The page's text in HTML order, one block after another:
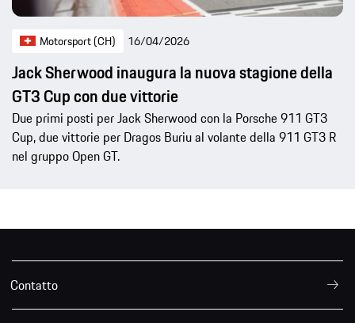
Motorsport (CH) 16/04/2026
Jack Sherwood inaugura la nuova stagione della
GT3 Cup con due vittorie
Due primi posti per Jack Sherwood con la Porsche 911 GT3
Cup, due vittorie per Dragos Buriu al volante della 911 GT3 R
nel gruppo Open GT.
Contatto